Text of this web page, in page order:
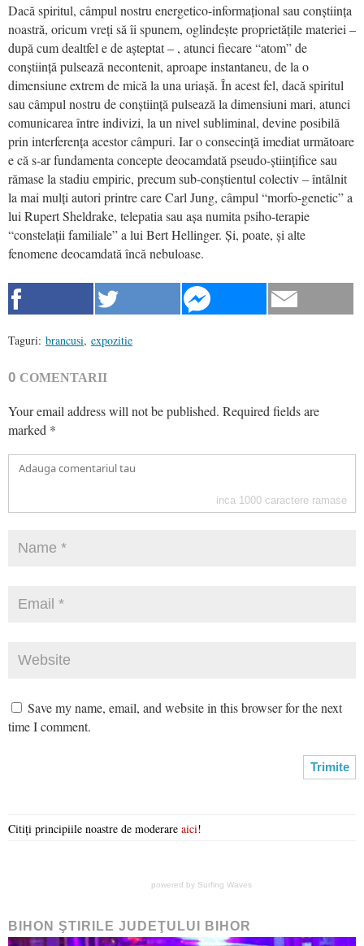
Dacă spiritul, câmpul nostru energetico-informațional sau conștiința
noastră, oricum vreți să îi spunem, oglindește proprietățile materiei –
după cum dealtfel e de așteptat – , atunci fiecare “atom” de
conștiință pulsează necontenit, aproape instantaneu, de la o
dimensiune extrem de mică la una uriașă. În acest fel, dacă spiritul
sau câmpul nostru de conștiință pulsează la dimensiuni mari, atunci
comunicarea între indivizi, la un nivel subliminal, devine posibilă
prin interferența acestor câmpuri. Iar o consecință imediat următoare
e că s-ar fundamenta concepte deocamdată pseudo-științifice sau
rămase la stadiu empiric, precum sub-conștientul colectiv – întâlnit
la mai mulți autori printre care Carl Jung, câmpul “morfo-genetic” a
lui Rupert Sheldrake, telepatia sau așa numita psiho-terapie
“constelații familiale” a lui Bert Hellinger. Și, poate, și alte
fenomene deocamdată încă nebuloase.
Taguri: brancusi, expozitie
0 COMENTARII
Your email address will not be published. Required fields are
marked *
inca 1000 caractere ramase
Save my name, email, and website in this browser for the next
time I comment.
Citiți principiile noastre de moderare aici!
powered by Surfing Waves
BIHON ŞTIRILE JUDEŢULUI BIHOR